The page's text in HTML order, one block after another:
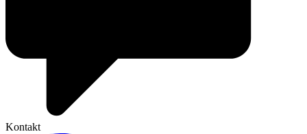
Kontakt